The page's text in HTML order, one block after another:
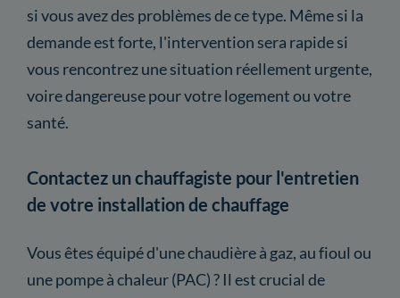
si vous avez des problèmes de ce type. Même si la
demande est forte, l'intervention sera rapide si
vous rencontrez une situation réellement urgente,
voire dangereuse pour votre logement ou votre
santé.
Contactez un chauffagiste pour l'entretien
de votre installation de chauffage
Vous êtes équipé d'une chaudière à gaz, au fioul ou
une pompe à chaleur (PAC) ? Il est crucial de